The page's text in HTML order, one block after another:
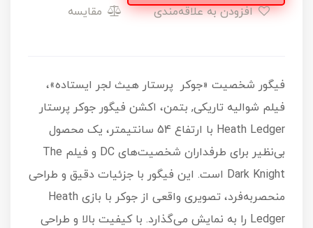
افزودن به علاقه‌مندی
مقایسه
فیگور شخصیت «جوکر پرستار هیث لجر ایستاده»،
فیلم شوالیه تاریکی, بتمن، اکشن فیگور جوکر پرستار
Heath Ledger با ارتفاع 54 سانتیمتر، یک محصول
بی‌نظیر برای طرفداران شخصیت‌های DC و فیلم The
Dark Knight است. این فیگور با جزئیات دقیق و طراحی
منحصربه‌فرد، تصویری واقعی از جوکر با بازی Heath
Ledger را به نمایش می‌گذارد. با کیفیت بالا و طراحی